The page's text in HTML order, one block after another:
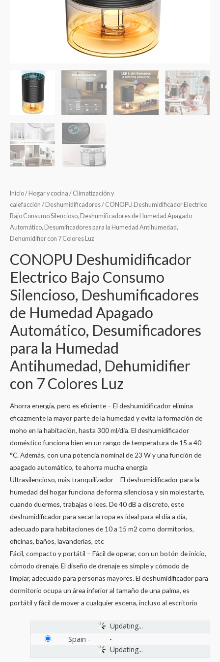
Inicio/ Hogar y cocina / Climatización y
calefacción / Deshumidificadores/ CONOPU Deshumidificador Electrico
Bajo Consumo Silencioso, Deshumificadores de Humedad Apagado
Automático, Desumificadores para la Humedad Antihumedad,
Dehumidifier con 7 Colores Luz
CONOPU Deshumidificador
Electrico Bajo Consumo
Silencioso, Deshumificadores
de Humedad Apagado
Automático, Desumificadores
para la Humedad
Antihumedad, Dehumidifier
con 7 Colores Luz
Ahorra energía, pero es eficiente – El deshumidificador elimina
eficazmente la mayor parte de la humedad y evita la formación de
moho en la habitación, hasta 300 ml/día. El deshumidificador
doméstico funciona bien en un rango de temperatura de 15 a 40
°C. Además, con una potencia nominal de 23 W y una función de
apagado automático, te ahorra mucha energía
Ultrasilencioso, más tranquilizador – El deshumidificador para la
humedad del hogar funciona de forma silenciosa y sin molestarte,
cuando duermes, trabajas o lees. De 40 dB a discreto, este
deshumidificador para secar la ropa es ideal para el día a día,
adecuado para habitaciones de 10 a 15 m2 como dormitorios,
oficinas, baños, lavanderías, etc
Fácil, compacto y portátil – Fácil de operar, con un botón de inicio,
cómodo drenaje. El diseño de drenaje es simple y cómodo de
limpiar, adecuado para personas mayores. El deshumidificador para
dormitorio ocupa un área inferior al tamaño de una palma, es
portátil y fácil de mover a cualquier escena, incluso al escritorio
Updating...
Updating...
Spain -